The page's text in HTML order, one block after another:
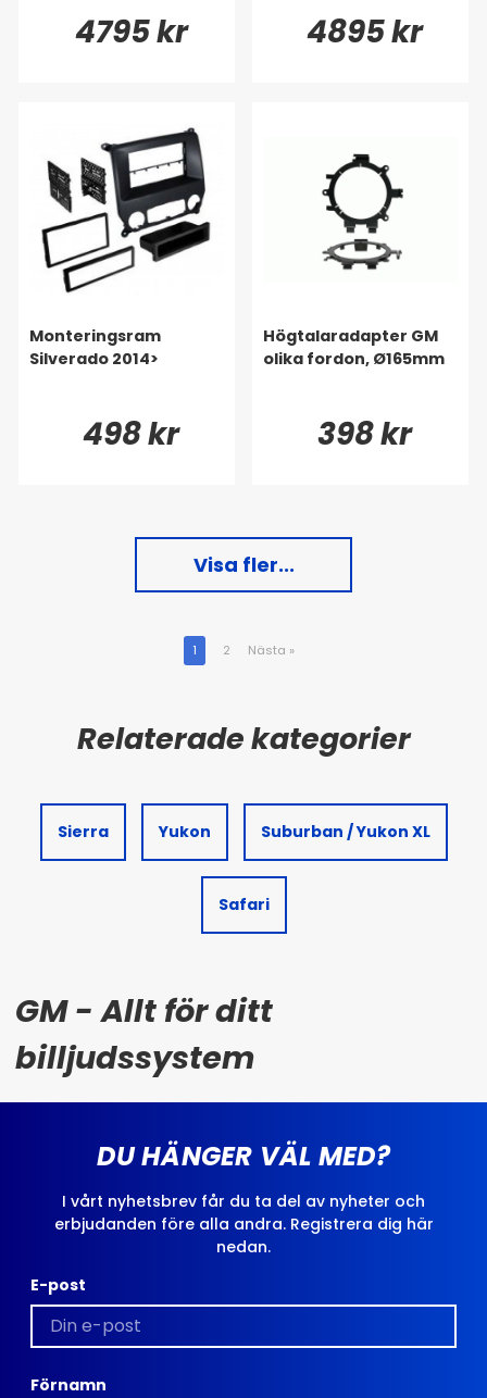
4795 kr 4895 kr
Monteringsram
Silverado 2014>
498 kr
Högtalaradapter GM
olika fordon, Ø165mm
398 kr
Visa fler...
1 2 Nästa »
Sierra Yukon Suburban / Yukon XL
Safari
GM - Allt för ditt
billjudssystem
DU HÄNGER VÄL MED?
I vårt nyhetsbrev får du ta del av nyheter och
erbjudanden före alla andra. Registrera dig här
nedan.
E-post
Förnamn